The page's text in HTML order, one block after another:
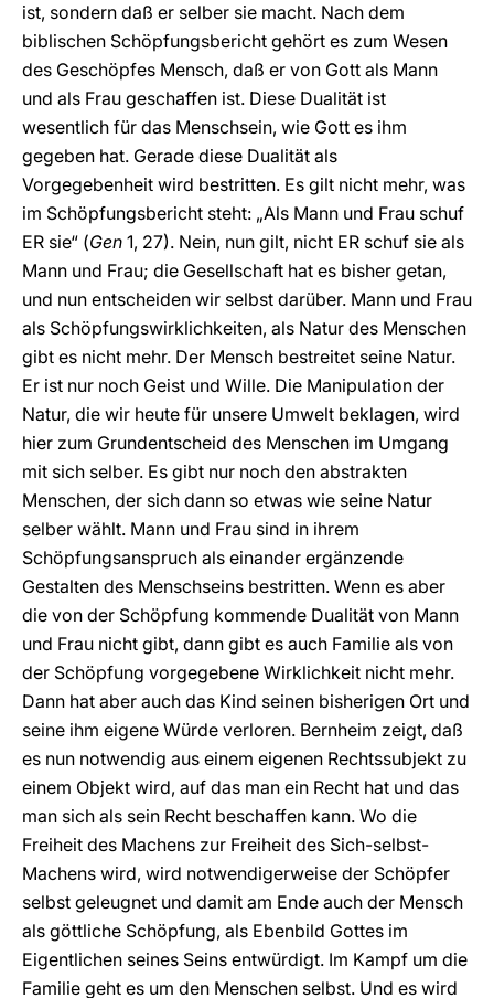
ist, sondern daß er selber sie macht. Nach dem
biblischen Schöpfungsbericht gehört es zum Wesen
des Geschöpfes Mensch, daß er von Gott als Mann
und als Frau geschaffen ist. Diese Dualität ist
wesentlich für das Menschsein, wie Gott es ihm
gegeben hat. Gerade diese Dualität als
Vorgegebenheit wird bestritten. Es gilt nicht mehr, was
im Schöpfungsbericht steht: „Als Mann und Frau schuf
ER sie“ (Gen 1, 27). Nein, nun gilt, nicht ER schuf sie als
Mann und Frau; die Gesellschaft hat es bisher getan,
und nun entscheiden wir selbst darüber. Mann und Frau
als Schöpfungswirklichkeiten, als Natur des Menschen
gibt es nicht mehr. Der Mensch bestreitet seine Natur.
Er ist nur noch Geist und Wille. Die Manipulation der
Natur, die wir heute für unsere Umwelt beklagen, wird
hier zum Grundentscheid des Menschen im Umgang
mit sich selber. Es gibt nur noch den abstrakten
Menschen, der sich dann so etwas wie seine Natur
selber wählt. Mann und Frau sind in ihrem
Schöpfungsanspruch als einander ergänzende
Gestalten des Menschseins bestritten. Wenn es aber
die von der Schöpfung kommende Dualität von Mann
und Frau nicht gibt, dann gibt es auch Familie als von
der Schöpfung vorgegebene Wirklichkeit nicht mehr.
Dann hat aber auch das Kind seinen bisherigen Ort und
seine ihm eigene Würde verloren. Bernheim zeigt, daß
es nun notwendig aus einem eigenen Rechtssubjekt zu
einem Objekt wird, auf das man ein Recht hat und das
man sich als sein Recht beschaffen kann. Wo die
Freiheit des Machens zur Freiheit des Sich-selbst-
Machens wird, wird notwendigerweise der Schöpfer
selbst geleugnet und damit am Ende auch der Mensch
als göttliche Schöpfung, als Ebenbild Gottes im
Eigentlichen seines Seins entwürdigt. Im Kampf um die
Familie geht es um den Menschen selbst. Und es wird